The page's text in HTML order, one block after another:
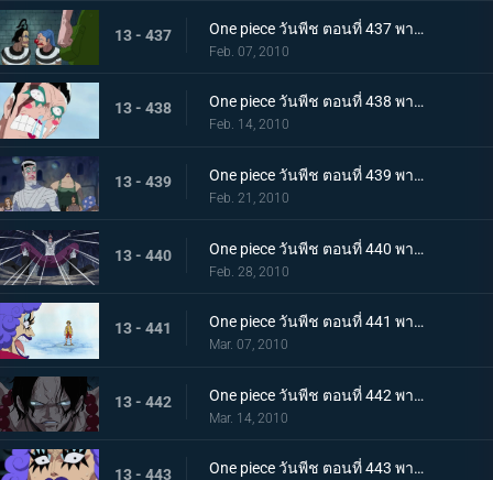
13 - 437 One piece วันพีช ตอนที่ 437 พากย์ไทย เพราะเราคือเพื่อนกัน บอนเครบุกเข้าช่วยอย่างไม่คิดชีวิต
Feb. 07, 2010
13 - 438 One piece วันพีช ตอนที่ 438 พากย์ไทย สรวงสวรรค์ในนรก อิมเพลดาวน์ชั้นที่ 5.5
Feb. 14, 2010
13 - 439 One piece วันพีช ตอนที่ 439 พากย์ไทย เริ่มการรักษาลูฟี่! ด้วยพลังปาฎิหาริย์ของคุณอีวา!
Feb. 21, 2010
13 - 440 One piece วันพีช ตอนที่ 440 พากย์ไทย จงเชื่อในปาฎิหาริย์! เสียงเชียร์จากจิตวิญญาณของบอนเคร
Feb. 28, 2010
13 - 441 One piece วันพีช ตอนที่ 441 พากย์ไทย ลูฟี่ฟื้นคืนชีพ! คุณอีวาเริ่มแผนการแหกคุก!!
Mar. 07, 2010
13 - 442 One piece วันพีช ตอนที่ 442 พากย์ไทย เริ่มการส่งตัวเอส! การต่อสู้ในเลเวล 6 ที่อยู่ลึกสุด!!
Mar. 14, 2010
13 - 443 One piece วันพีช ตอนที่ 443 พากย์ไทย ทีมสุดแกร่งถือกำเนิด! สะเทือนลั่นทั้งอิมเพลดาวน์!